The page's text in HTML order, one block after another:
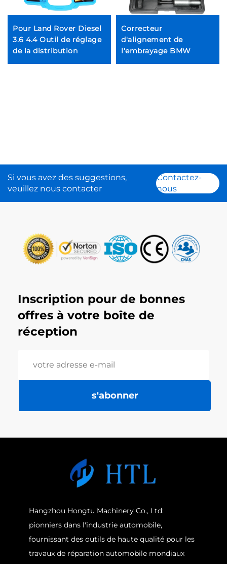
Pour Land Rover Diesel
3.6 4.4 Outil de réglage
de la distribution
Correcteur
d'alignement de
l'embrayage BMW
Si vous avez des suggestions,
veuillez nous contacter
Contactez-
nous
Inscription pour de bonnes
offres à votre boîte de
réception
s'abonner
Hangzhou Hongtu Machinery Co., Ltd:
pionniers dans l'industrie automobile,
fournissant des outils de haute qualité pour les
travaux de réparation automobile mondiaux